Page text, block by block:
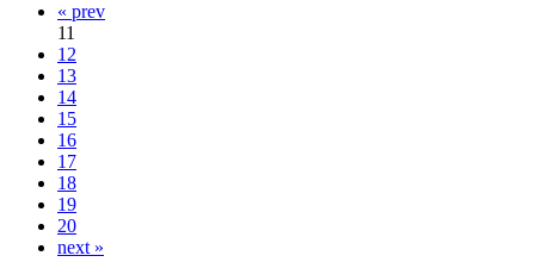
« prev
11
12
13
14
15
16
17
18
19
20
next »